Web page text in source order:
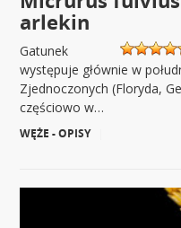
arlekin
Gatunek
występuje głównie w
Zjednoczonych (Floryda,
częściowo w…
WĘŻE - OPISY